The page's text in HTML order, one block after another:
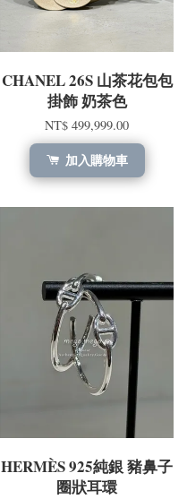
CHANEL 26S 山茶花包包
掛飾 奶茶色
NT$ 499,999.00
加入購物車
HERMÈS 925純銀 豬鼻子
圈狀耳環